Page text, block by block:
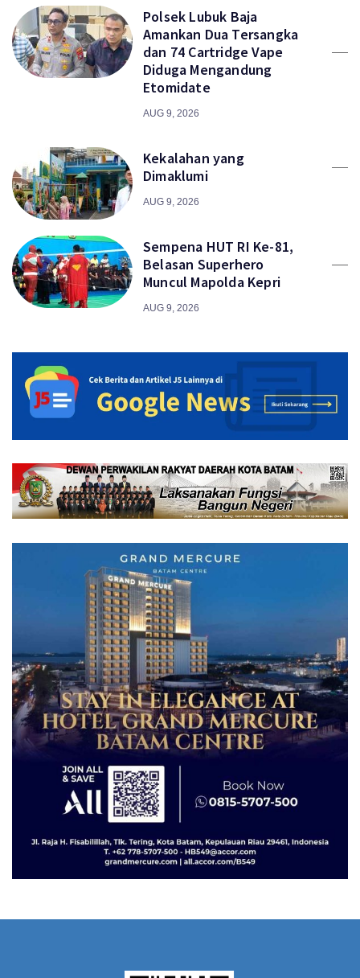
Polsek Lubuk Baja
Amankan Dua Tersangka
dan 74 Cartridge Vape
Diduga Mengandung
Etomidate
AUG 9, 2026
Kekalahan yang
Dimaklumi
AUG 9, 2026
Sempena HUT RI Ke-81,
Belasan Superhero
Muncul Mapolda Kepri
AUG 9, 2026